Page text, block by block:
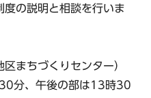
度の説明と相談を行いま
まちづくりセンター）
分、午後の部は13時30